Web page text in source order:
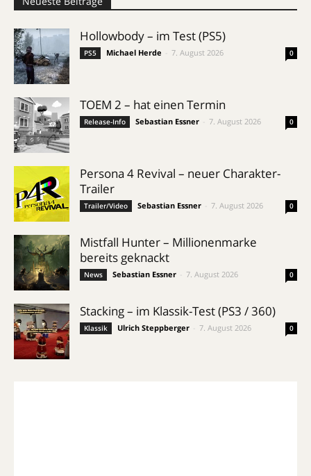
Hollowbody – im Test (PS5)
PS5 Michael Herde 7. August 2026 0
TOEM 2 – hat einen Termin
Release-Info Sebastian Essner 7. August 2026 0
Persona 4 Revival – neuer Charakter-
Trailer
Trailer/Video Sebastian Essner 7. August 2026 0
Mistfall Hunter – Millionenmarke
bereits geknackt
News Sebastian Essner 7. August 2026 0
Stacking – im Klassik-Test (PS3 / 360)
Klassik Ulrich Steppberger 7. August 2026 0